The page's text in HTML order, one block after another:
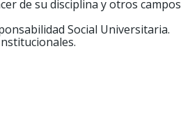
de su disciplina y otros campos
Social Universitaria.